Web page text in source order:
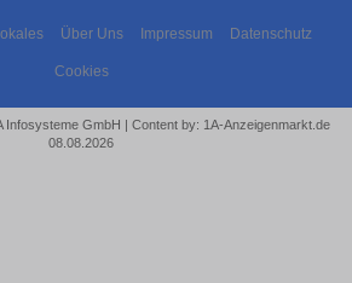
Über Uns Impressum Datenschutz
Cookies
Infosysteme GmbH | Content by: 1A-Anzeigenmarkt.de
08.08.2026